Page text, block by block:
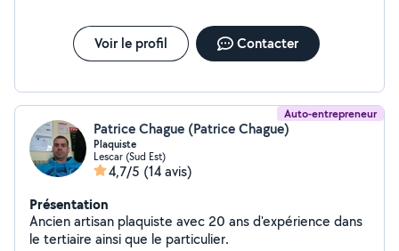
Voir le profil Contacter
Auto-entrepreneur
Patrice Chague (Patrice Chague)
Plaquiste
Lescar (Sud Est)
4,7/5 (14 avis)
Présentation
Ancien artisan plaquiste avec 20 ans d'expérience dans
le tertiaire ainsi que le particulier.